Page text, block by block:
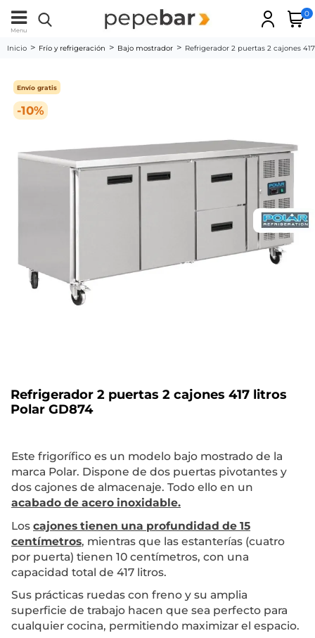
Menu
0
Inicio Frío y refrigeración Bajo mostrador Refrigerador 2 puertas 2 cajones
-10%
Envío gratis
Refrigerador 2 puertas 2 cajones 417 litros
Polar GD874
Este frigorífico es un modelo bajo mostrado de la
marca Polar. Dispone de dos puertas pivotantes y
dos cajones de almacenaje. Todo ello en un
acabado de acero inoxidable.
Los cajones tienen una profundidad de 15
centímetros, mientras que las estanterías (cuatro
por puerta) tienen 10 centímetros, con una
capacidad total de 417 litros.
Sus prácticas ruedas con freno y su amplia
superficie de trabajo hacen que sea perfecto para
cualquier cocina, permitiendo maximizar el espacio.